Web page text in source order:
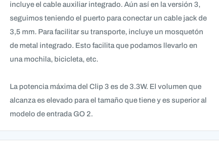
incluye el cable auxiliar integrado. Aún así en la versión 3,
seguimos teniendo el puerto para conectar un cable jack de
3,5 mm. Para facilitar su transporte, incluye un mosquetón
de metal integrado. Esto facilita que podamos llevarlo en
una mochila, bicicleta, etc.
La potencia máxima del Clip 3 es de 3.3W. El volumen que
alcanza es elevado para el tamaño que tiene y es superior al
modelo de entrada GO 2.